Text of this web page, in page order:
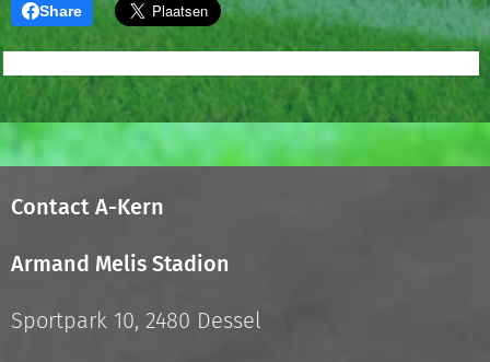
Share
Contact A-Kern
Armand Melis Stadion
Sportpark 10, 2480 Dessel